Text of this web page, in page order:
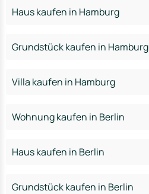
Haus kaufen in Hamburg
Grundstück kaufen in Hamburg
Villa kaufen in Hamburg
Wohnung kaufen in Berlin
Haus kaufen in Berlin
Grundstück kaufen in Berlin